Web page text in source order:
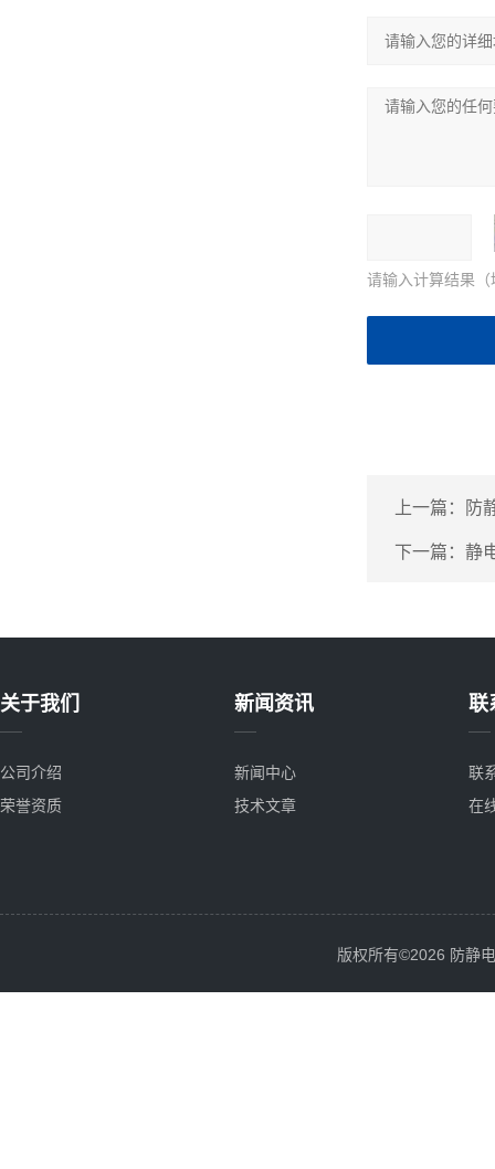
请输入计算结果
上一篇： 防
下一篇： 静
关于我们
公司介绍
荣誉资质
新闻资讯
新闻中心
技术文章
联
联
在
版权所有©2026 防静